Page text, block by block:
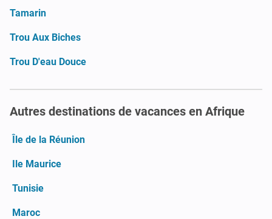
Tamarin
Trou Aux Biches
Trou D'eau Douce
Autres destinations de vacances en Afrique
Île de la Réunion
Ile Maurice
Tunisie
Maroc